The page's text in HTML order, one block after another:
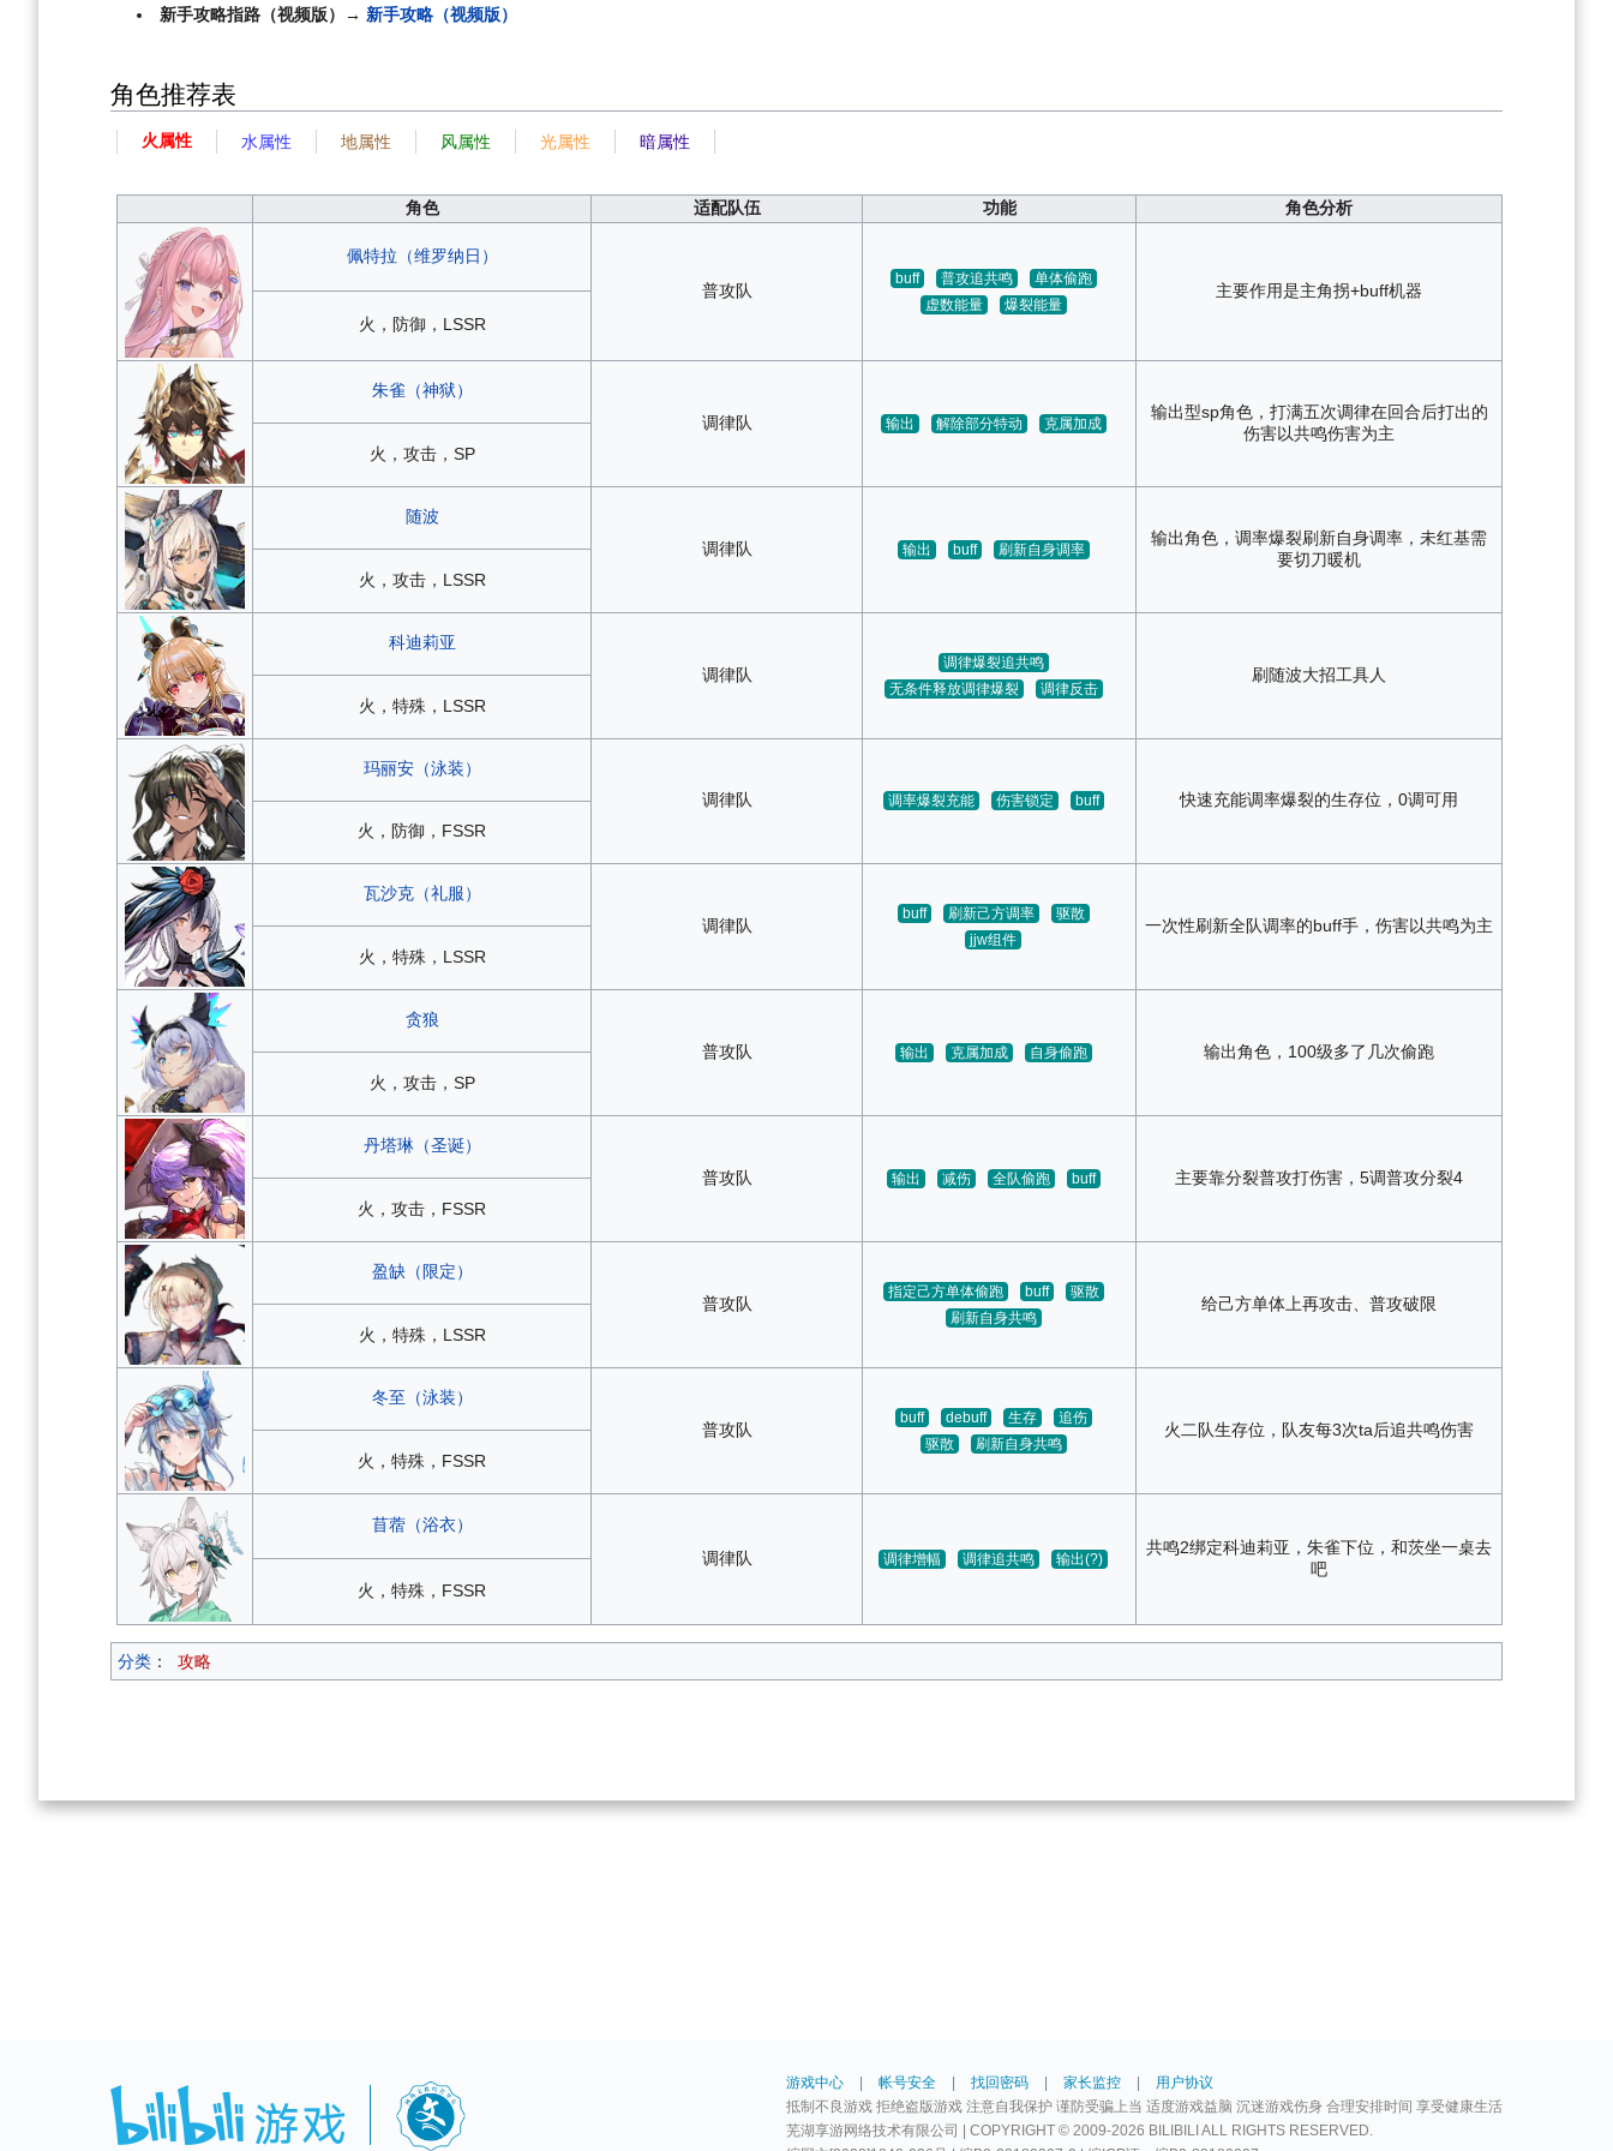
新手攻略指路（视频版）→ 新手攻略（视频版）
角色推荐表
火属性 水属性 地属性 风属性 光属性 暗属性
角色 适配队伍 功能 角色分析
佩特拉（维罗纳日）
普攻队
buff 普攻追共鸣
单体偷跑
虚数能量
爆裂能量
主要作用是主角拐+buff机器
火，防御，LSSR
朱雀（神狱）
调律队
输出 解除部分特动 克属加成
输出型sp角色，打满五次调律在回合后打出的
伤害以共鸣伤害为主
火，攻击，SP
随波
调律队
输出 buff 刷新自身调率
输出角色，调率爆裂刷新自身调率，未红基需
要切刀暖机
火，攻击，LSSR
科迪莉亚
调律队
调律爆裂追共鸣
无条件释放调律爆裂
调律反击
刷随波大招工具人
火，特殊，LSSR
玛丽安（泳装）
调律队
调率爆裂充能 伤害锁定 buff
快速充能调率爆裂的生存位，0调可用
火，防御，FSSR
瓦沙克（礼服）
调律队
buff 刷新己方调率
驱散
jjw组件
一次性刷新全队调率的buff手，伤害以共鸣为主
火，特殊，LSSR
贪狼
普攻队
输出 克属加成 自身偷跑
输出角色，100级多了几次偷跑
火，攻击，SP
丹塔琳（圣诞）
普攻队
输出 减伤 全队偷跑 buff
主要靠分裂普攻打伤害，5调普攻分裂4
火，攻击，FSSR
盈缺（限定）
普攻队
指定己方单体偷跑 buff
驱散
刷新自身共鸣
给己方单体上再攻击、普攻破限
火，特殊，LSSR
冬至（泳装）
普攻队
buff debuff 生存
追伤
驱散
刷新自身共鸣
火二队生存位，队友每3次ta后追共鸣伤害
火，特殊，FSSR
苜蓿（浴衣）
调律队
调律增幅 调律追共鸣 输出(?)
共鸣2绑定科迪莉亚，朱雀下位，和茨坐一桌去
吧
火，特殊，FSSR
分类 ： 攻略
游戏中心 | 帐号安全 | 找回密码 | 家长监控 |
用户协议
抵制不良游戏 拒绝盗版游戏 注意自我保护 谨防受骗上当 适度游戏益脑 沉迷游戏伤身 合理安排时间 享受健康生活
芜湖享游网络技术有限公司 | COPYRIGHT © 2009-2026 BILIBILI ALL RIGHTS RESERVED.